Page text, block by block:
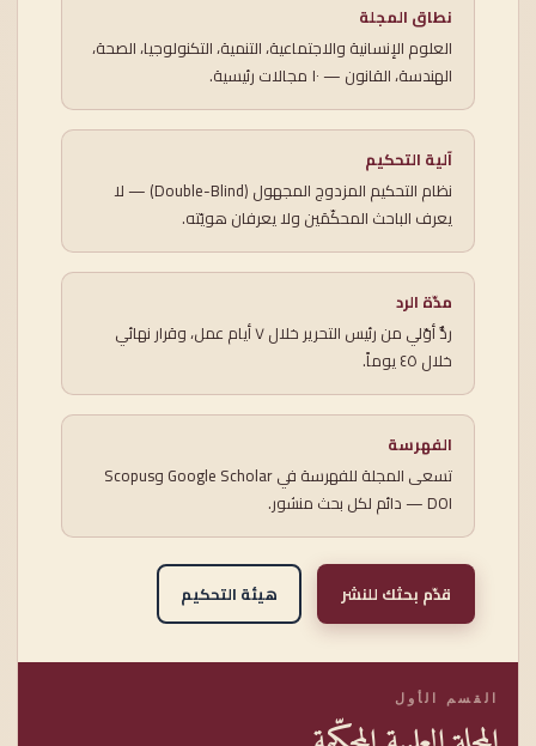
القسم الأول
نطاق المجلة
العلوم الإنسانية والاجتماعية، التنمية، التكنولوجيا، الصحة،
الهندسة، القانون — ١٠ مجالات رئيسية.
آلية التحكيم
نظام التحكيم المزدوج المجهول (Double-Blind) — لا
يعرف الباحث المحكّمَين ولا يعرفان هويّته.
مدّة الرد
ردٌّ أوّلي من رئيس التحرير خلال ٧ أيام عمل، وقرار نهائي
خلال ٤٥ يوماً.
الفهرسة
تسعى المجلة للفهرسة في Google Scholar وScopus
— DOI دائم لكل بحث منشور.
قدّم بحثك للنشر هيئة التحكيم